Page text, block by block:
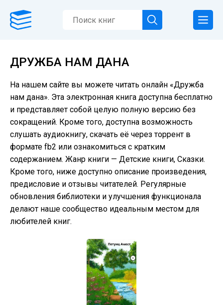
ДРУЖБА НАМ ДАНА
На нашем сайте вы можете читать онлайн «Дружба
нам дана». Эта электронная книга доступна бесплатно
и представляет собой целую полную версию без
сокращений. Кроме того, доступна возможность
слушать аудиокнигу, скачать её через торрент в
формате fb2 или ознакомиться с кратким
содержанием. Жанр книги — Детские книги, Сказки.
Кроме того, ниже доступно описание произведения,
предисловие и отзывы читателей. Регулярные
обновления библиотеки и улучшения функционала
делают наше сообщество идеальным местом для
любителей книг.